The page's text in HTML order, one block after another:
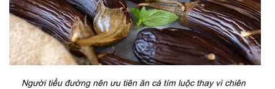
Người tiểu đường nên ưu tiên ăn cá tím luộc thay vì chiên